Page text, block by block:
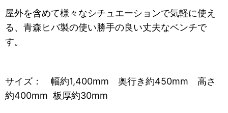
屋外を含めて様々なシチュエーションで気軽に使え
る、青森ヒバ製の使い勝手の良い丈夫なベンチで
す。
サイズ： 幅約1,400mm 奥行き約450mm 高さ
約400mm 板厚約30mm